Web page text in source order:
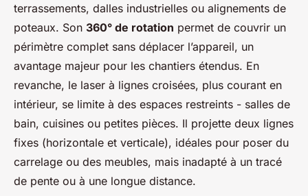
terrassements, dalles industrielles ou alignements de
poteaux. Son 360° de rotation permet de couvrir un
périmètre complet sans déplacer l’appareil, un
avantage majeur pour les chantiers étendus. En
revanche, le laser à lignes croisées, plus courant en
intérieur, se limite à des espaces restreints - salles de
bain, cuisines ou petites pièces. Il projette deux lignes
fixes (horizontale et verticale), idéales pour poser du
carrelage ou des meubles, mais inadapté à un tracé
de pente ou à une longue distance.